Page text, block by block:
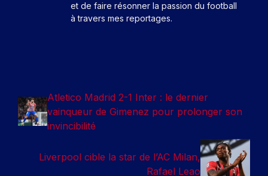
et de faire résonner la passion du football
à travers mes reportages.
Atletico Madrid 2-1 Inter : le dernier
vainqueur de Gimenez pour prolonger son
invincibilité
Liverpool cible la star de l’AC Milan,
Rafael Leao